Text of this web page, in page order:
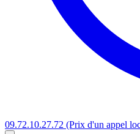
09.72.10.27.72 (Prix d'un appel